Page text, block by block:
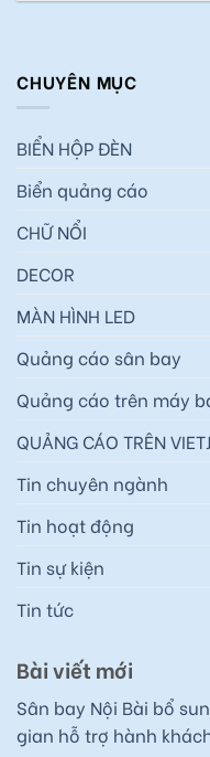
CHUYÊN MỤC
BIỂN HỘP ĐÈN
Biển quảng cáo
CHỮ NỔI
DECOR
MÀN HÌNH LED
Quảng cáo sân bay
Quảng cáo trên máy
QUẢNG CÁO TRÊN
Tin chuyên ngành
Tin hoạt động
Tin sự kiện
Tin tức
Bài viết mới
Sân bay Nội Bài bổ
gian hỗ trợ hành